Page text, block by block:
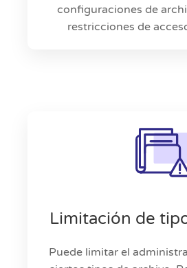
configuraciones de
restricciones de
Limitación de
Puede limitar el